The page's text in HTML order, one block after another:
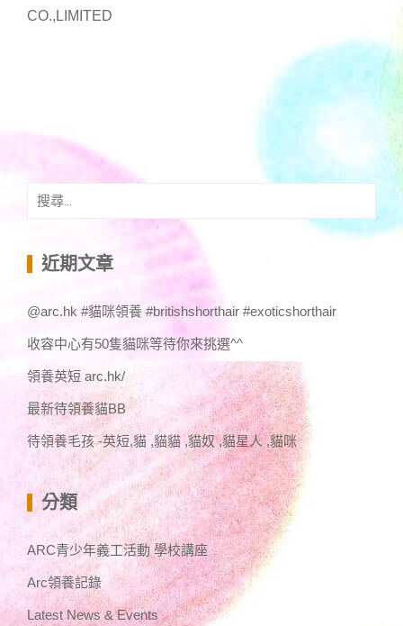
CO.,LIMITED
搜
鍵 近期文章
@arc.hk #貓咪領養 #britishshorthair #exoticshorthair
收容中心有50隻貓咪等待你來挑選^^
領養英短 arc.hk/
最新待領養貓BB
待領養毛孩 -英短,貓 ,貓貓 ,貓奴 ,貓星人 ,貓咪
分類
ARC青少年義工活動 學校講座
Arc領養記錄
Latest News & Events